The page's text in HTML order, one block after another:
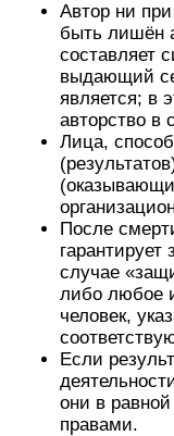
Автор ни
быть лишён
составляет
выдающий
является; в
авторство в
Лица,
После
гарантирует
случае
либо любое
человек,
Если
они в
правами.